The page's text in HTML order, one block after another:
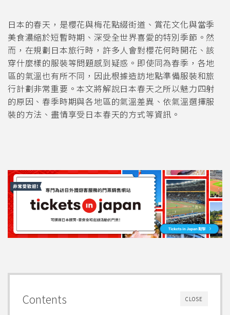
日本的春天，是櫻花與梅花點綴街道、賞花文化與當季
美食濃縮於短暫時期、深受全世界喜愛的特別季節。然
而，在規劃日本旅行時，許多人會對櫻花何時開花、該
穿什麼樣的服裝等問題感到疑惑。即使同為春季，各地
區的氣溫也有所不同，因此根據造訪地點準備服裝和旅
行計劃非常重要。本文將解說日本春天之所以魅力四射
的原因、春季時期與各地區的氣溫差異、依氣溫選擇服
裝的方法、盡情享受日本春天的方式等資訊。
CLOSE
Contents